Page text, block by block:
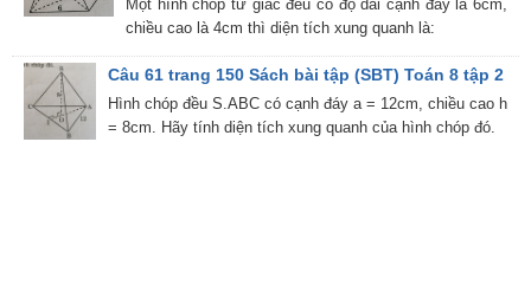
Một hình chóp tứ giác đều có độ dài cạnh đáy là 6cm,
chiều cao là 4cm thì diện tích xung quanh là:
Câu 61 trang 150 Sách bài tập (SBT) Toán 8 tập 2
Hình chóp đều S.ABC có cạnh đáy a = 12cm, chiều cao h
= 8cm. Hãy tính diện tích xung quanh của hình chóp đó.